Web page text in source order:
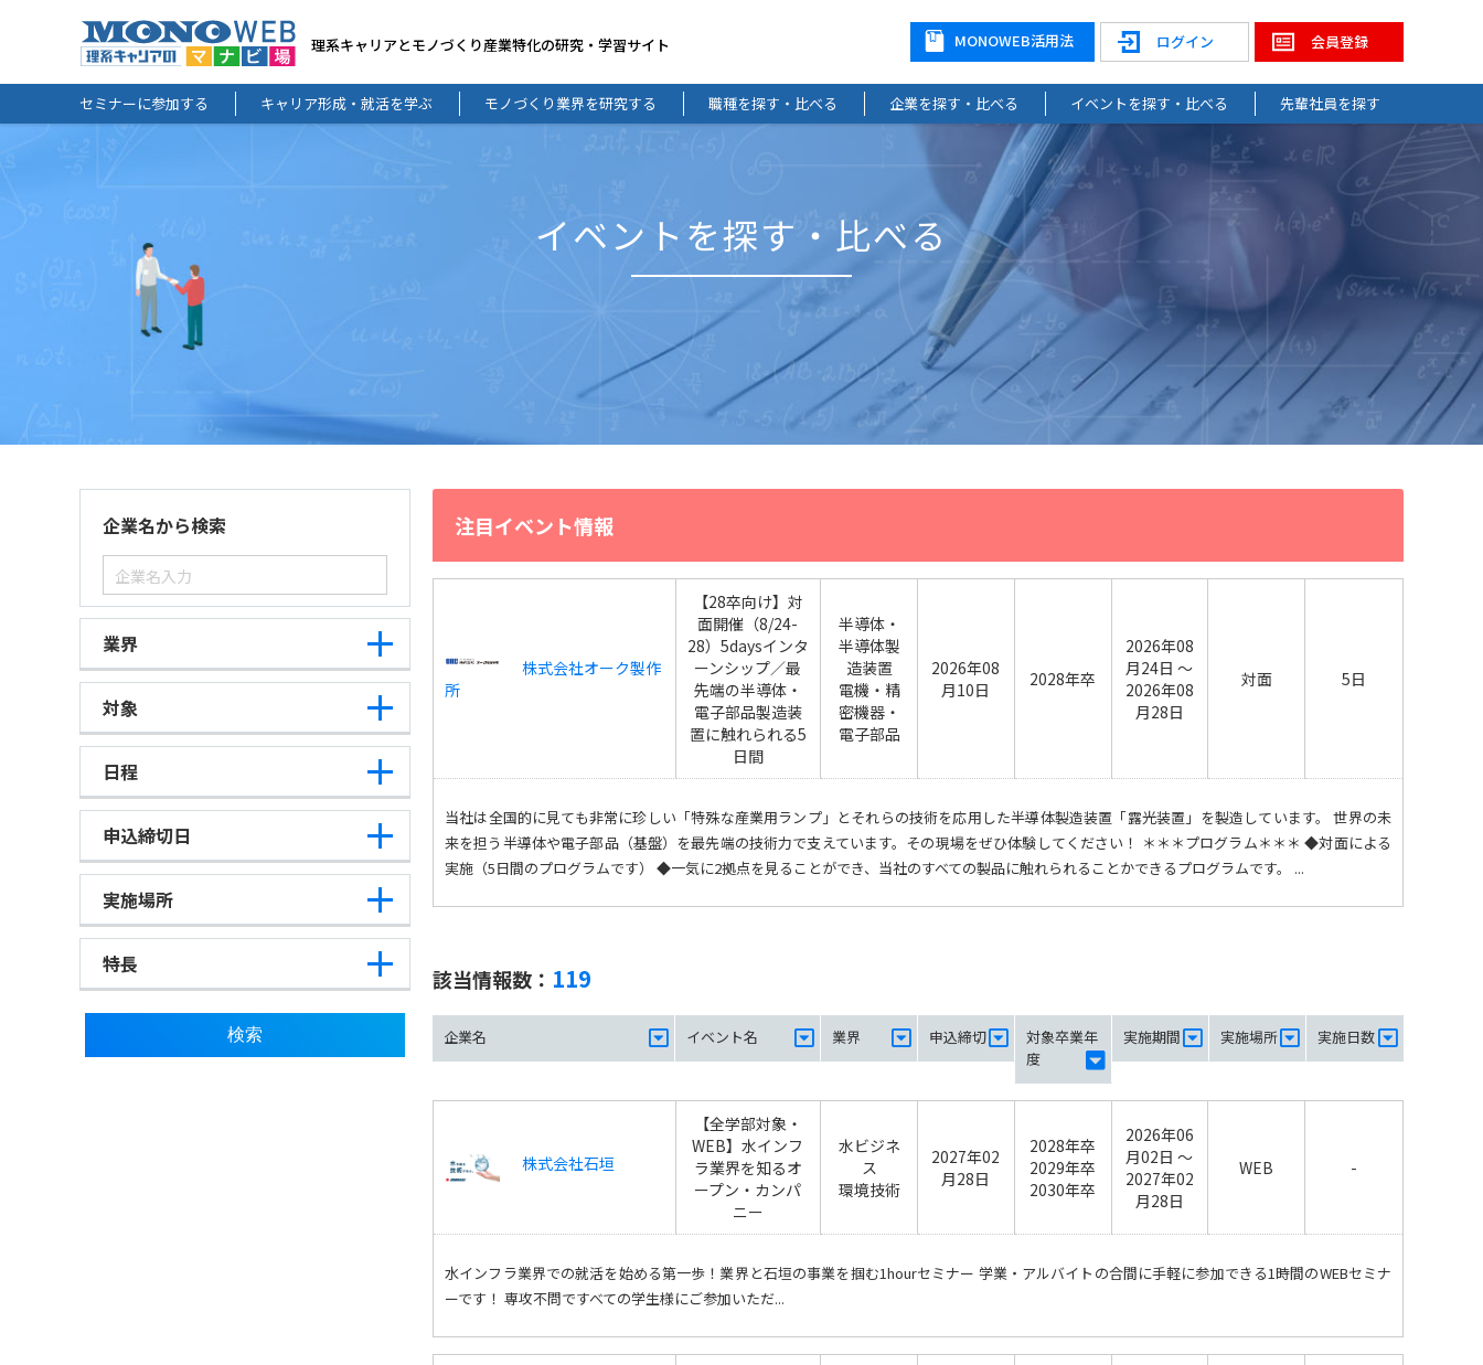
理系キャリアとモノづくり産業特化の研究・学習サイト 会員登録
ログイン
MONOWEB活用法
セミナーに参加する キャリア形成・就活を学ぶ モノづくり業界を研究する 職種を探す・比べる 企業を探す・比べる イベントを探す・比べる 先輩社員を探す
イベントを探す・比べる
企業名から検索
業界
対象
日程
申込締切日
実施場所
特長
注目イベント情報
株式会社オーク製作
所
【28卒向け】対
面開催（8/24-
28）5daysインタ
ーンシップ／最
先端の半導体・
電子部品製造装
置に触れられる5
日間
半導体・
半導体製
造装置
電機・精
密機器・
電子部品
2026年08
月10日
2028年卒
2026年08
月24日 ～
2026年08
月28日
対面 5日
当社は全国的に見ても非常に珍しい「特殊な産業用ランプ」とそれらの技術を応用した半導体製造装置「露光装置」を製造しています。 世界の未
来を担う半導体や電子部品（基盤）を最先端の技術力で支えています。その現場をぜひ体験してください！ ＊＊＊プログラム＊＊＊ ◆対面による
実施（5日間のプログラムです） ◆一気に2拠点を見ることができ、当社のすべての製品に触れられることかできるプログラムです。 ...
該当情報数： 119
企業名 イベント名 業界 申込締切
対象卒業年
度
実施期間 実施場所 実施日数
株式会社石垣
【全学部対象・
WEB】水インフ
ラ業界を知るオ
ープン・カンパ
ニー
水ビジネ
ス
環境技術
2027年02
月28日
2028年卒
2029年卒
2030年卒
2026年06
月02日 ～
2027年02
月28日
WEB -
水インフラ業界での就活を始める第一歩！業界と石垣の事業を掴む1hourセミナー 学業・アルバイトの合間に手軽に参加できる1時間のWEBセミナ
ーです！ 専攻不問ですべての学生様にご参加いただ...